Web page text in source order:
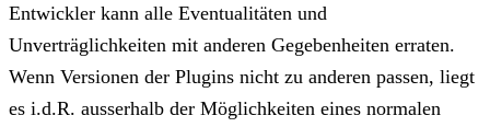
Entwickler kann alle Eventualitäten und
Unverträglichkeiten mit anderen Gegebenheiten erraten.
Wenn Versionen der Plugins nicht zu anderen passen, liegt
es i.d.R. ausserhalb der Möglichkeiten eines normalen